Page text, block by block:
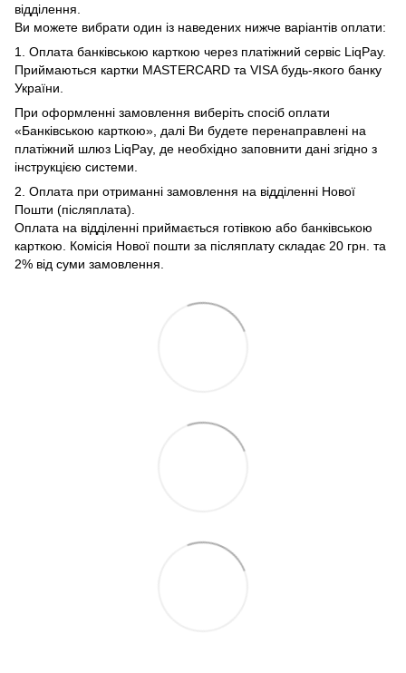
відділення.
Ви можете вибрати один із наведених нижче варіантів оплати:
1. Оплата банківською карткою через платіжний сервіс LiqPay.
Приймаються картки MASTERCARD та VISA будь-якого банку
України.
При оформленні замовлення виберіть спосіб оплати
«Банківською карткою», далі Ви будете перенаправлені на
платіжний шлюз LiqPay, де необхідно заповнити дані згідно з
інструкцією системи.
2. Оплата при отриманні замовлення на відділенні Нової
Пошти (післяплата).
Оплата на відділенні приймається готівкою або банківською
карткою. Комісія Нової пошти за післяплату складає 20 грн. та
2% від суми замовлення.